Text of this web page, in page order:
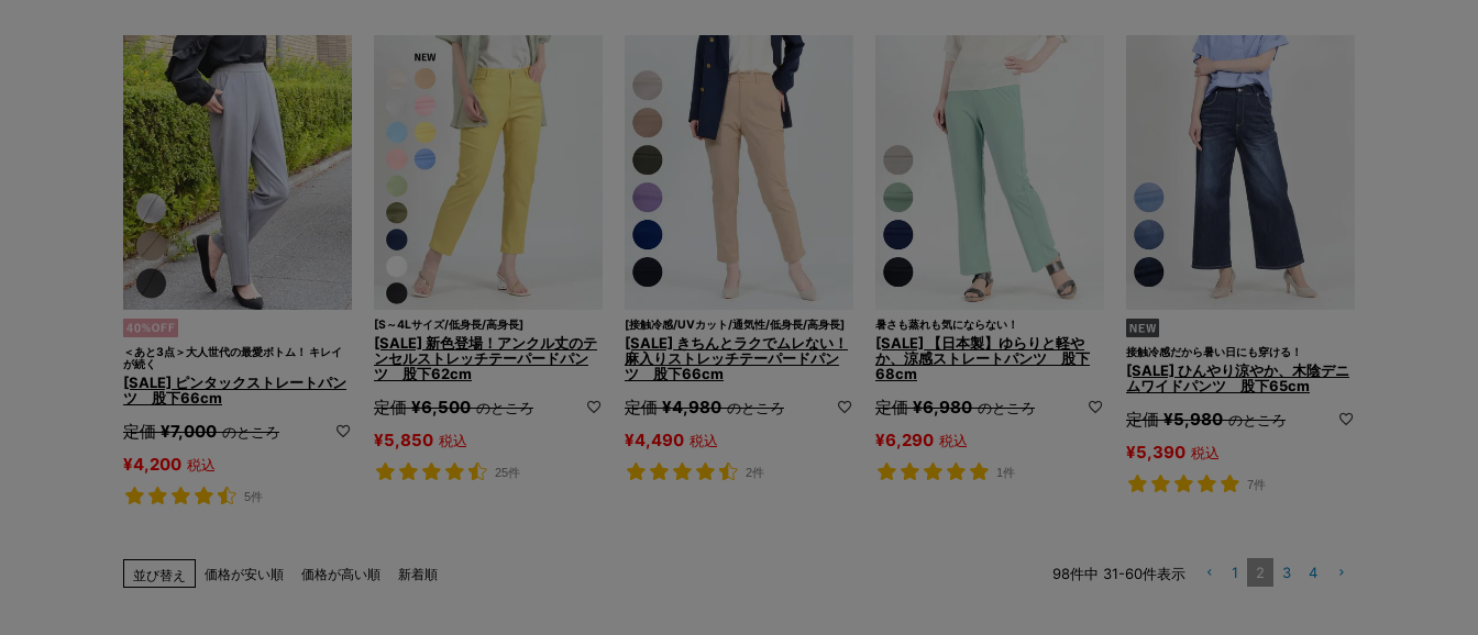
＜あと3点＞大人世代の最愛ボトム！ キレイ
が続く
[SALE] ピンタックストレートパン
ツ 股下66cm
定価 ¥7,000 のところ
¥4,200 税込
5件
[S～4Lサイズ/低身長/高身長]
[SALE] 新色登場！アンクル丈のテ
ンセルストレッチテーパードパン
ツ 股下62cm
定価 ¥6,500 のところ
¥5,850 税込
25件
[接触冷感/UVカット/通気性/低身長/高身長]
[SALE] きちんとラクでムレない！
麻入りストレッチテーパードパン
ツ 股下66cm
定価 ¥4,980 のところ
¥4,490 税込
2件
暑さも蒸れも気にならない！
[SALE] 【日本製】ゆらりと軽や
か、涼感ストレートパンツ 股下
68cm
定価 ¥6,980 のところ
¥6,290 税込
1件
接触冷感だから暑い日にも穿ける！
[SALE] ひんやり涼やか、木陰デニ
ムワイドパンツ 股下65cm
定価 ¥5,980 のところ
¥5,390 税込
7件
並び替え 価格が安い順 価格が高い順 新着順 98件中 31-60件表示 1 2 3 4